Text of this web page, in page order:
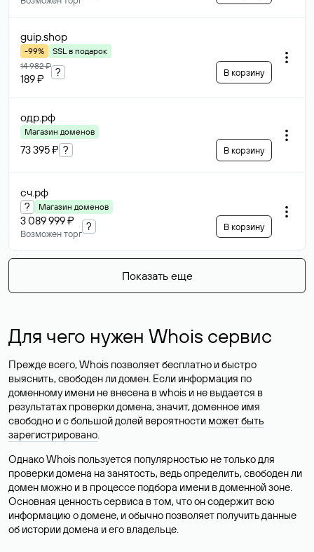
guip.shop
-99%
SSL в подарок
14 982 ₽
189 ₽
? В корзину
одр.рф
Магазин доменов
73 395 ₽ ? В корзину
сч.рф
? Магазин доменов
3 089 999 ₽
Возможен торг
? В корзину
Показать еще
Для чего нужен Whois сервис
Прежде всего, Whois позволяет бесплатно и быстро
выяснить, свободен ли домен. Если информация по
доменному имени не внесена в whois и не выдается в
результатах проверки домена, значит, доменное имя
свободно и с большой долей вероятности может быть
зарегистрировано.
Однако Whois пользуется популярностью не только для
проверки домена на занятость, ведь определить, свободен ли
домен можно и в процессе подбора имени в доменной зоне.
Основная ценность сервиса в том, что он содержит всю
информацию о домене, и обычно позволяет получить данные
об истории домена и его владельце.